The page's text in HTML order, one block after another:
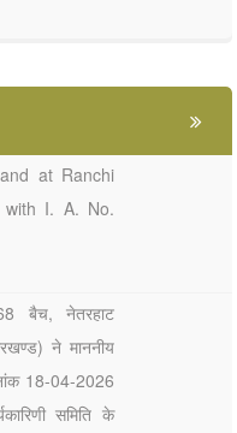
at Ranchi
with I. A. No.
बैच, नेतरहाट
ने माननीय
18-04-2026
समिति के